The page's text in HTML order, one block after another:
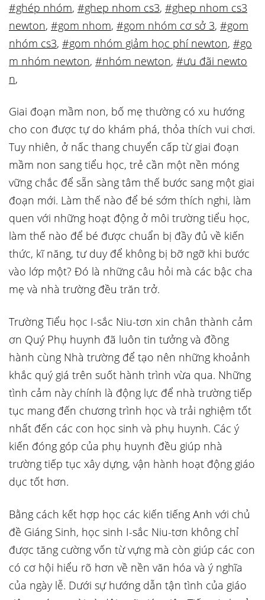
#ghép nhóm, #ghep nhom cs3, #ghep nhom cs3
newton, #gom nhom, #gom nhóm cơ sở 3, #gom
nhóm cs3, #gom nhóm giảm học phí newton, #go
m nhóm newton, #nhóm newton, #ưu đãi newto
n,
Giai đoạn mầm non, bố mẹ thường có xu hướng
cho con được tự do khám phá, thỏa thích vui chơi.
Tuy nhiên, ở nấc thang chuyển cấp từ giai đoạn
mầm non sang tiểu học, trẻ cần một nền móng
vững chắc để sẵn sàng tâm thế bước sang một giai
đoạn mới. Làm thế nào để bé sớm thích nghi, làm
quen với những hoạt động ở môi trường tiểu học,
làm thế nào để bé được chuẩn bị đầy đủ về kiến
thức, kĩ năng, tư duy để không bị bỡ ngỡ khi bước
vào lớp một? Đó là những câu hỏi mà các bậc cha
mẹ và nhà trường đều trăn trở.
Trường Tiểu học I-sắc Niu-tơn xin chân thành cảm
ơn Quý Phụ huynh đã luôn tin tưởng và đồng
hành cùng Nhà trường để tạo nên những khoảnh
khắc quý giá trên suốt hành trình vừa qua. Những
tình cảm này chính là động lực để nhà trường tiếp
tục mang đến chương trình học và trải nghiệm tốt
nhất đến các con học sinh và phụ huynh. Các ý
kiến đóng góp của phụ huynh đều giúp nhà
trường tiếp tục xây dựng, vận hành hoạt động giáo
dục tốt hơn.
Bằng cách kết hợp học các kiến tiếng Anh với chủ
đề Giáng Sinh, học sinh I-sắc Niu-tơn không chỉ
được tăng cường vốn từ vựng mà còn giúp các con
có cơ hội hiểu rõ hơn về nền văn hóa và ý nghĩa
của ngày lễ. Dưới sự hướng dẫn tận tình của giáo